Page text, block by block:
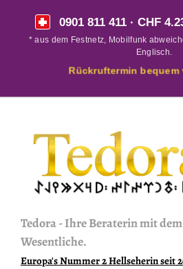
0901 811 411· CHF
* aus dem Festnetz, Mobilfunk
Englisch.
Rückruftermin bequem
Tedora-Ihre Beraterin mit
Wesentliche.
Europa's Nummer 2 Hellseherin seit